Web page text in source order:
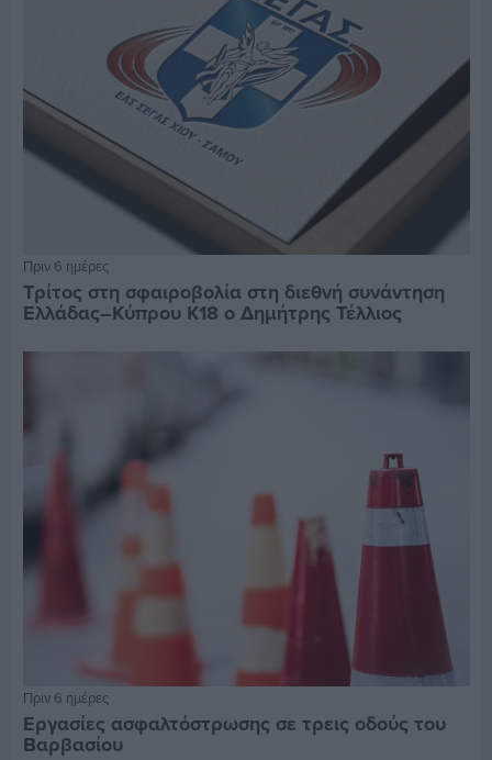
Πριν 6 ημέρες
Τρίτος στη σφαιροβολία στη διεθνή συνάντηση
Ελλάδας–Κύπρου Κ18 ο Δημήτρης Τέλλιος
Πριν 6 ημέρες
Εργασίες ασφαλτόστρωσης σε τρεις οδούς του
Βαρβασίου